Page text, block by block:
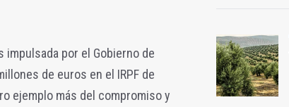
impulsada por el Gobierno de
de euros en el IRPF de
ejemplo más del compromiso y